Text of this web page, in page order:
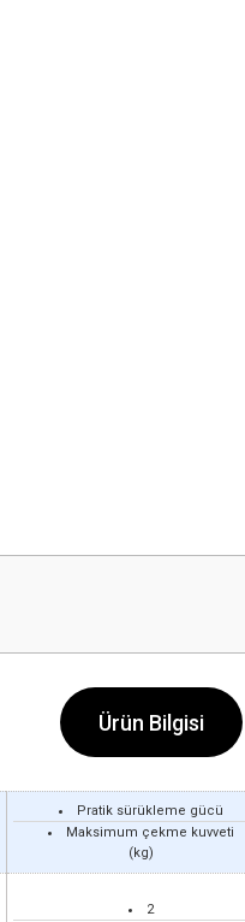
Ürün Bilgisi
Pratik sürükleme gücü
Maksimum çekme kuvveti
(kg)
2